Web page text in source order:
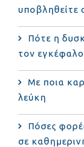
υποβληθείτε
Πότε η
τον εγκέφαλο
Με ποια
λεύκη
Πόσες
σε